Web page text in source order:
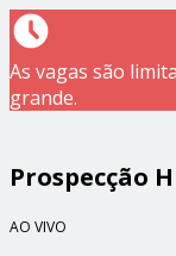
As vagas são
grande.
Prospecção
AO VIVO